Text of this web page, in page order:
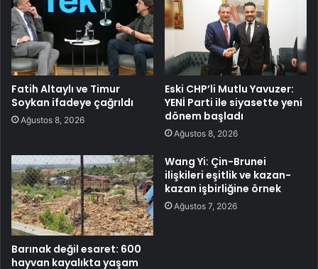
Fatih Altaylı ve Timur
Soykan ifadeye çağrıldı
Ağustos 8, 2026
Eski CHP’li Mutlu Yavuzer:
YENİ Parti ile siyasette yeni
dönem başladı
Ağustos 8, 2026
Barınak değil esaret: 600
hayvan kayalıkta yaşam
Wang Yi: Çin-Brunei
ilişkileri eşitlik ve kazan-
kazan işbirliğine örnek
Ağustos 7, 2026